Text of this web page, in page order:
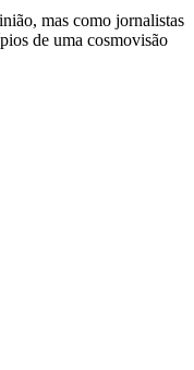
mas como jornalistas
de uma cosmovisão